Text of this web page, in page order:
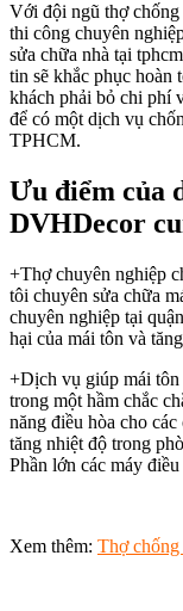
Với đội ngũ thợ chống
thi công chuyên
sửa chữa nhà tại
tin sẽ khắc phục hoàn
khách phải bỏ chi phí
để có một dịch vụ
TPHCM.
Ưu điểm của
DVHDecor
+Thợ chuyên nghiệp
tôi chuyên sửa chữa
chuyên nghiệp tại
hại của mái tôn và
+Dịch vụ giúp mái
trong một hầm chắc
năng điều hòa cho
tăng nhiệt độ trong
Phần lớn các máy
Xem thêm: Thợ chống